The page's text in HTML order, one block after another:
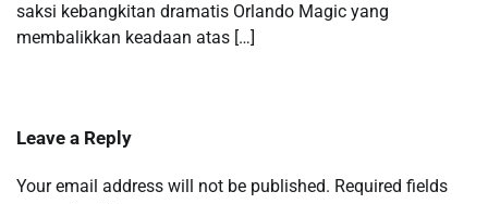
saksi kebangkitan dramatis Orlando Magic yang
membalikkan keadaan atas […]
Leave a Reply
Your email address will not be published. Required fields